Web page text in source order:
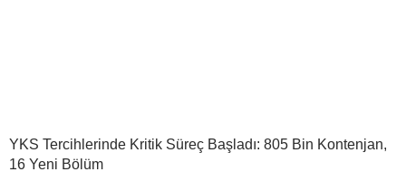
YKS Tercihlerinde Kritik Süreç Başladı: 805 Bin Kontenjan,
16 Yeni Bölüm